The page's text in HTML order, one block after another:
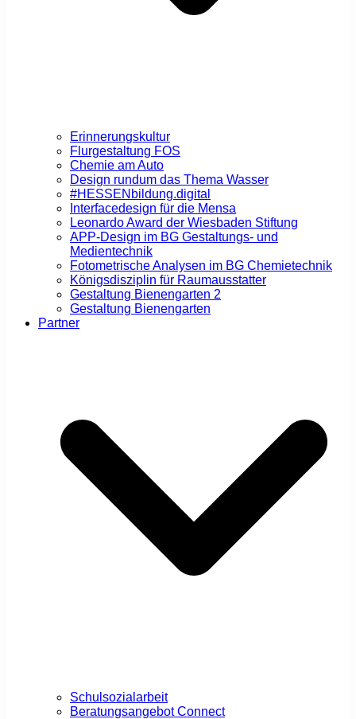
Erinnerungskultur
Flurgestaltung FOS
Chemie am Auto
Design rundum das Thema Wasser
#HESSENbildung.digital
Interfacedesign für die Mensa
Leonardo Award der Wiesbaden Stiftung
APP-Design im BG Gestaltungs- und
Medientechnik
Fotometrische Analysen im BG Chemietechnik
Königsdisziplin für Raumausstatter
Gestaltung Bienengarten 2
Gestaltung Bienengarten
Partner
Schulsozialarbeit
Beratungsangebot Connect